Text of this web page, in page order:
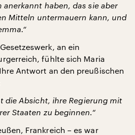
anerkannt haben, das sie aber
Mitteln untermauern kann, und
an ein
fühlte sich Maria
Antwort an den preußischen
die Absicht, ihre Regierung mit
Staaten zu beginnen.“
Frankreich – es war